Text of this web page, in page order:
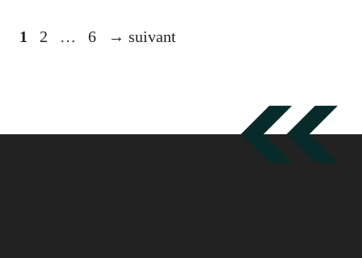
Page
1 Page
2 … Page
6 → suivant